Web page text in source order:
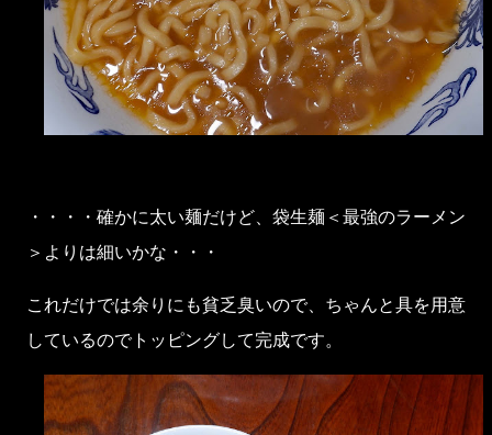
・・・・確かに太い麺だけど、袋生麺＜最強のラーメン
＞よりは細いかな・・・
これだけでは余りにも貧乏臭いので、ちゃんと具を用意
しているのでトッピングして完成です。